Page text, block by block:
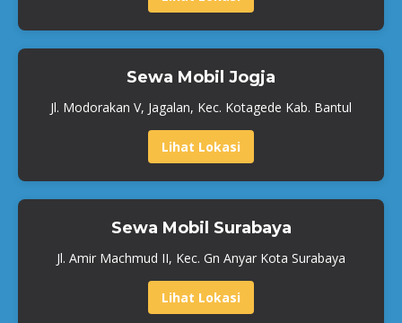
Sewa Mobil Jogja
Jl. Modorakan V, Jagalan, Kec. Kotagede Kab. Bantul
Lihat Lokasi
Sewa Mobil Surabaya
Jl. Amir Machmud II, Kec. Gn Anyar Kota Surabaya
Lihat Lokasi